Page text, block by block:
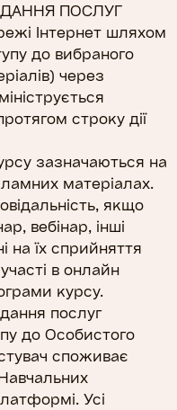
ПОСЛУГ
Інтернет шляхом
до вибраного
через
строку дії
зазначаються на
матеріалах.
якщо
вебінар, інші
на їх сприйняття
в онлайн
курсу.
послуг
до Особистого
споживає
Усі